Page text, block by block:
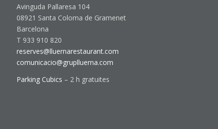
Avinguda Pallaresa 104
08921 Santa Coloma de Gramenet
Barcelona
T 933 910 820
reserves@lluernarestaurant.com
comunicacio@gruplluerna.com
Parking Cubics – 2 h gratuites